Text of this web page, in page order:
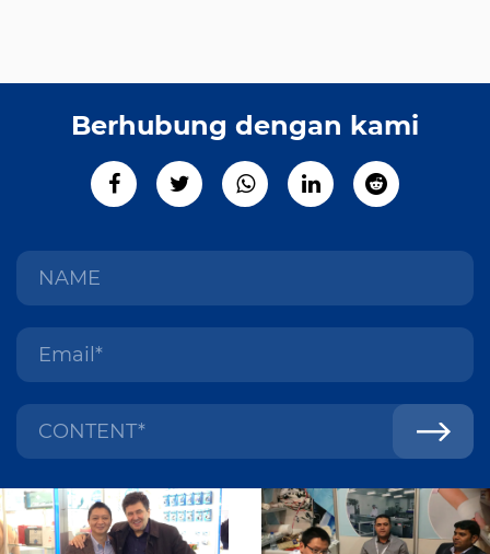
Berhubung dengan kami